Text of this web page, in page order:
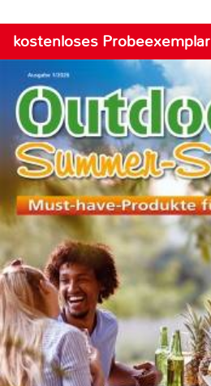
kostenloses Probeexemplar